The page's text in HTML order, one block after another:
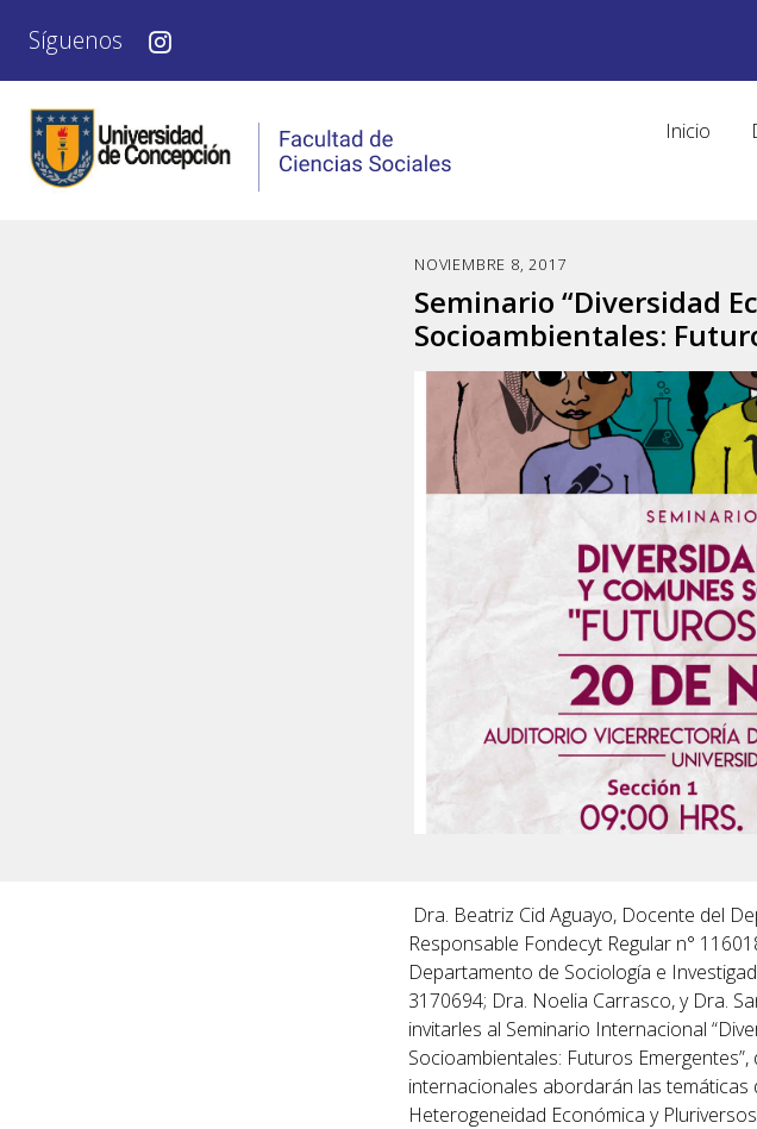
Síguenos
Inicio
NOVIEMBRE 8, 2017
Seminario “Diversidad
Socioambientales:
Dra. Beatriz Cid Aguayo, Docente del
Responsable Fondecyt Regular n°
Departamento de Sociología e
3170694; Dra. Noelia Carrasco, y Dra.
invitarles al Seminario Internacional
Socioambientales: Futuros
internacionales abordarán las temáticas
Heterogeneidad Económica y